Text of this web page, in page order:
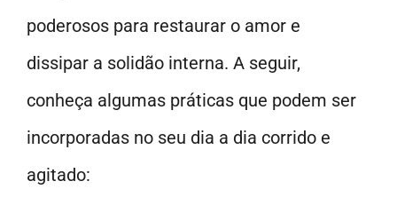
poderosos para restaurar o amor e
dissipar a solidão interna. A seguir,
conheça algumas práticas que podem ser
incorporadas no seu dia a dia corrido e
agitado: